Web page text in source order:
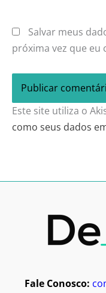
Salvar meus
próxima vez que eu
Este site utiliza o
como seus dados
Fale Conosco: